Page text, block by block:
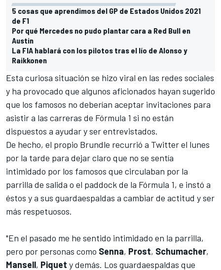
5 cosas que aprendimos del GP de Estados Unidos 2021
de F1
Por qué Mercedes no pudo plantar cara a Red Bull en
Austin
La FIA hablará con los pilotos tras el lío de Alonso y
Raikkonen
Esta curiosa situación se hizo viral en las redes sociales
y ha provocado que algunos aficionados hayan sugerido
que los famosos no deberían aceptar invitaciones para
asistir a las carreras de Fórmula 1 si no están
dispuestos a ayudar y ser entrevistados.
De hecho, el propio Brundle recurrió a Twitter el lunes
por la tarde para dejar claro que no se sentía
intimidado por los famosos que circulaban por la
parrilla de salida o el paddock de la Fórmula 1, e instó a
éstos y a sus guardaespaldas a cambiar de actitud y ser
más respetuosos.
"En el pasado me he sentido intimidado en la parrilla,
pero por personas como Senna, Prost, Schumacher,
Mansell, Piquet y demás. Los guardaespaldas que